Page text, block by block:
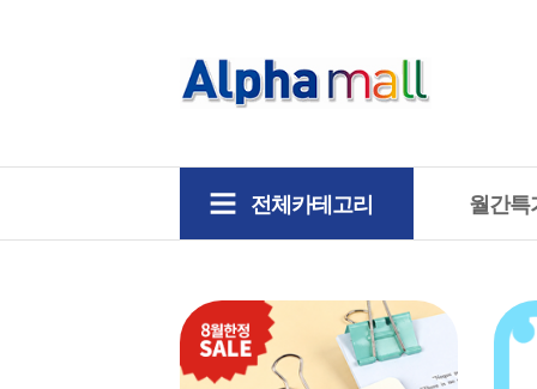
전체카테고리 월간특